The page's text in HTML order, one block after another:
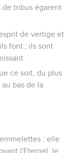
de tribus égarent
de vertige et
font ; ils sont
ce soit, du plus
bas de la
: elle
l'Eternel, le